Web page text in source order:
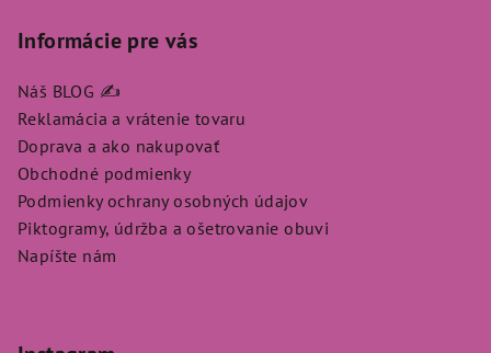
Informácie pre vás
Náš BLOG ✍️
Reklamácia a vrátenie tovaru
Doprava a ako nakupovať
Obchodné podmienky
Podmienky ochrany osobných údajov
Piktogramy, údržba a ošetrovanie obuvi
Napíšte nám